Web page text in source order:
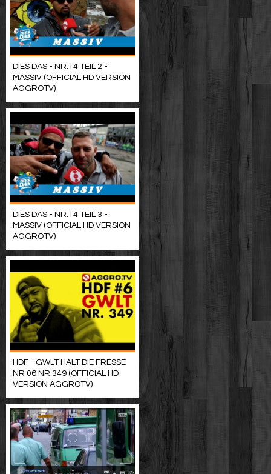
DIES DAS - NR.14 TEIL 2 -
MASSIV (OFFICIAL HD VERSION
AGGROTV)
DIES DAS - NR.14 TEIL 3 -
MASSIV (OFFICIAL HD VERSION
AGGROTV)
HDF - GWLT HALT DIE FRESSE
NR 06 NR 349 (OFFICIAL HD
VERSION AGGROTV)